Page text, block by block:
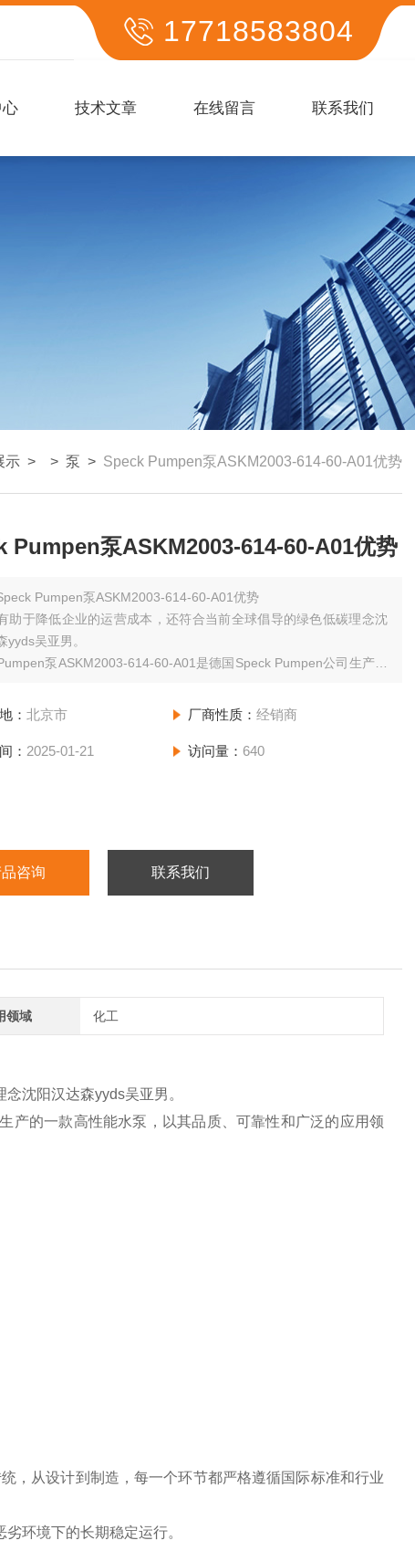
17718583804
技术文章 在线留言 联系我们
示 > > 泵 > Speck Pumpen泵ASKM2003-614-60-A01优势
Pumpen泵ASKM2003-614-60-A01优势
Pumpen泵ASKM2003-614-60-A01优势
助于降低企业的运营成本，还符合当前全球倡导的绿色低碳理念沈
yyds吴亚男。
泵ASKM2003-614-60-A01是德国Speck Pumpen公司生产的
：北京市 厂商性质： 经销商
： 2025-01-21 访问量： 640
咨询 联系我们
领域 化工
沈阳汉达森yyds吴亚男。
产的一款高性能水泵，以其品质、可靠性和广泛的应用领
，从设计到制造，每一个环节都严格遵循国际标准和行业
环境下的长期稳定运行。